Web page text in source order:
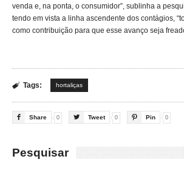
venda e, na ponta, o consumidor”, sublinha a
tendo em vista a linha ascendente dos contágios,
como contribuição para que esse avanço seja
 Tags: hortaliças
 Share 0  Tweet 0  Pin 0
Pesquisar